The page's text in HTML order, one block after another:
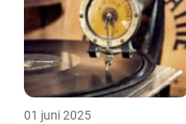
01 juni 2025